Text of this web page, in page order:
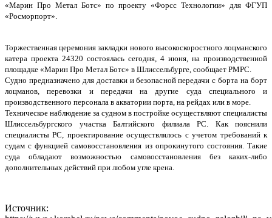
«Марин Про Метал Ботс» по проекту «Форсс Технологии» для ФГУП
«Росморпорт».
Торжественная церемония закладки нового высокоскоростного лоцманского
катера проекта 24320 состоялась сегодня, 4 июня, на производственной
площадке «Марин Про Метал Ботс» в Шлиссельбурге, сообщает РМРС.
Судно предназначено для доставки и безопасной передачи с борта на борт
лоцманов, перевозки и передачи на другие суда специального и
производственного персонала в акватории порта, на рейдах или в море.
Техническое наблюдение за судном в постройке осуществляют специалисты
Шлиссельбургского участка Балтийского филиала РС. Как пояснили
специалисты РС, проектирование осуществлялось с учетом требований к
судам с функцией самовосстановления из опрокинутого состояния. Такие
суда обладают возможностью самовосстановления без каких-либо
дополнительных действий при любом угле крена.
Источник: